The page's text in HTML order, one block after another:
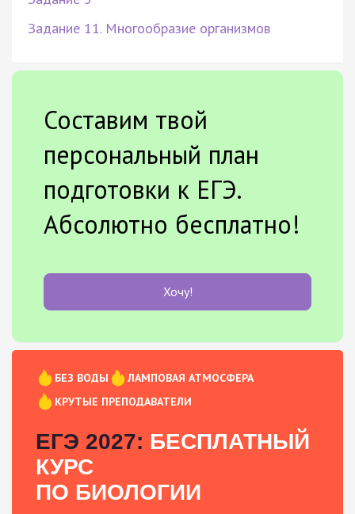
Задание 11. Многообразие организмов
Составим твой
персональный план
подготовки к ЕГЭ.
Абсолютно бесплатно!
Хочу!
БЕЗ ВОДЫ
ЛАМПОВАЯ АТМОСФЕРА
КРУТЫЕ ПРЕПОДАВАТЕЛИ
ЕГЭ 2027: БЕСПЛАТНЫЙ
КУРС
ПО БИОЛОГИИ